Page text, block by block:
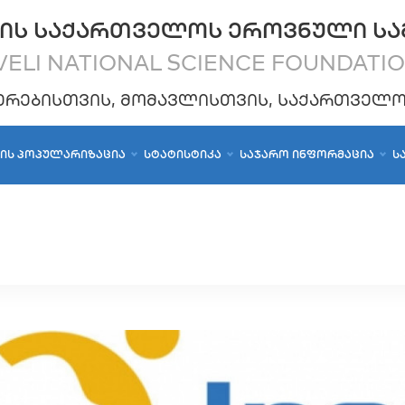
ᲡᲐᲥᲐᲠᲗᲕᲔᲚᲝᲡ ᲔᲠᲝᲕᲜᲣᲚᲘ
NATIONAL SCIENCE
ᲛᲝᲛᲐᲕᲚᲘᲡᲗᲕᲘᲡ,
ᲞᲝᲞᲣᲚᲐᲠᲘᲖᲐᲪᲘᲐ ᲡᲢᲐᲢᲘᲡᲢᲘᲙᲐ ᲡᲐᲯᲐᲠᲝ ᲘᲜᲤᲝᲠᲛᲐᲪᲘᲐ